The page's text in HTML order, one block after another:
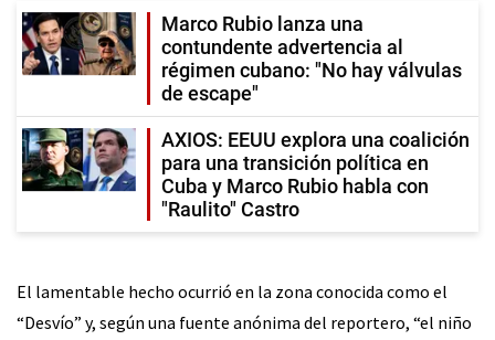
Marco Rubio lanza una
contundente advertencia al
régimen cubano: "No hay válvulas
de escape"
AXIOS: EEUU explora una coalición
para una transición política en
Cuba y Marco Rubio habla con
"Raulito" Castro
El lamentable hecho ocurrió en la zona conocida como el
“Desvío” y, según una fuente anónima del reportero, “el niño